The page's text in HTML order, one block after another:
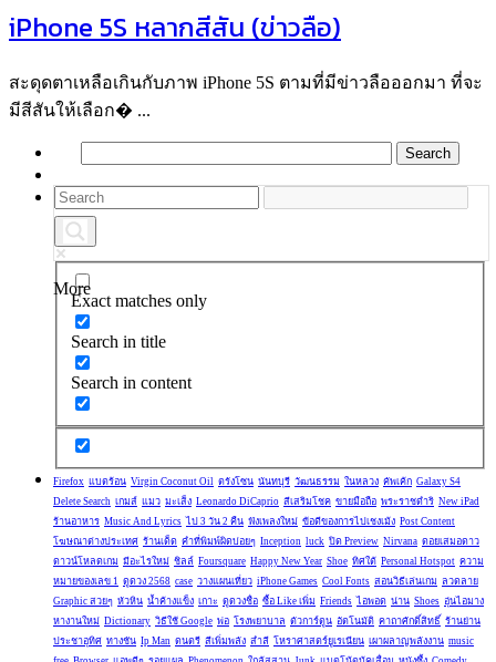
iPhone 5S หลากสีสัน (ข่าวลือ)
สะดุดตาเหลือเกินกับภาพ iPhone 5S ตามที่มีข่าวลือออกมา ที่จะ
มีสีสันให้เลือก� ...
More
Exact matches only
Search in title
Search in content
Firefox แบตร้อน Virgin Coconut Oil ตรังโซน นันทบุรี วัฒนธรรม ในหลวง คัพเค้ก Galaxy S4
Delete Search เกมส์ แมว มะเส็ง Leonardo DiCaprio สีเสริมโชค ขายมือถือ พระราชดำริ New iPad
ร้านอาหาร Music And Lyrics ไป 3 วัน 2 คืน ฟังเพลงใหม่ ข้อดีของการไปเชงเม้ง Post Content
โฆษณาต่างประเทศ ร้านเด็ด คำที่พิมพ์ผิดบ่อยๆ Inception luck ปิด Preview Nirvana ดอยเสมอดาว
ดาวน์โหลดเกม มีอะไรใหม่ ชิลล์ Foursquare Happy New Year Shoe ทิศใต้ Personal Hotspot ความ
หมายของเลข 1 ดูดวง 2568 case วางแผนเที่ยว iPhone Games Cool Fonts สอนวิธีเล่นเกม ลวดลาย
Graphic สวยๆ หัวหิน น้ำค้างแข็ง เกาะ ดูดวงชื่อ ซื้อ Like เพิ่ม Friends ไอพอด น่าน Shoes อุ่นไอมาง
หางานใหม่ Dictionary วิธีใช้ Google พ่อ โรงพยาบาล ตัวการ์ตูน อัตโนมัติ คาถาศักดิ์สิทธิ์ ร้านย่าน
ประชาอุทิศ ทางชัน Ip Man ดนตรี สีเพิ่มพลัง สำลี โหราศาสตร์ยูเรเนียน เผาผลาญพลังงาน music